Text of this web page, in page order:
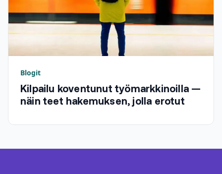
Blogit
Kilpailu koventunut työmarkkinoilla —
näin teet hakemuksen, jolla erotut